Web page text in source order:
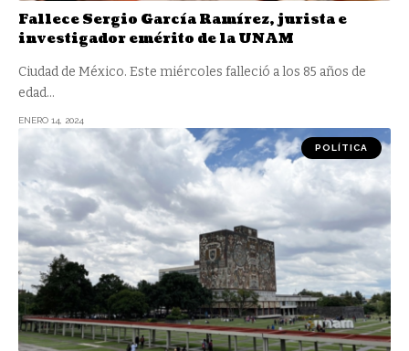
Fallece Sergio García Ramírez, jurista e
investigador emérito de la UNAM
Ciudad de México. Este miércoles falleció a los 85 años de
edad…
ENERO 14, 2024
POLÍTICA